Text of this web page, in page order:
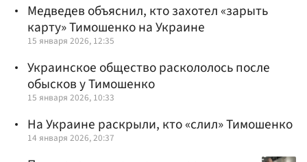
Медведев объяснил, кто захотел «зарыть
карту» Тимошенко на Украине
15 января 2026, 12:35
Украинское общество раскололось после
обысков у Тимошенко
15 января 2026, 10:33
На Украине раскрыли, кто «слил» Тимошенко
14 января 2026, 20:37